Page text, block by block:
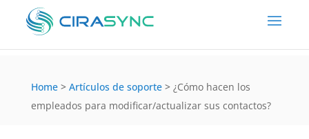
Home > Artículos de soporte > ¿Cómo hacen los
empleados para modificar/actualizar sus contactos?